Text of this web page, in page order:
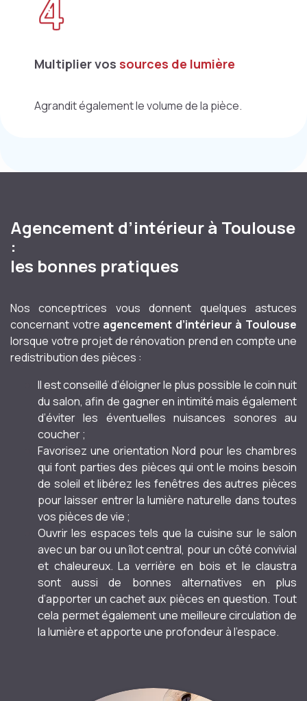
Multiplier vos sources de lumière
Agrandit également le volume de la pièce.
Agencement d’intérieur à Toulouse
:
les bonnes pratiques
Nos conceptrices vous donnent quelques astuces
concernant votre agencement d’intérieur à Toulouse
lorsque votre projet de rénovation prend en compte une
redistribution des pièces :
Il est conseillé d’éloigner le plus possible le coin nuit
du salon, afin de gagner en intimité mais également
d’éviter les éventuelles nuisances sonores au
coucher ;
Favorisez une orientation Nord pour les chambres
qui font parties des pièces qui ont le moins besoin
de soleil et libérez les fenêtres des autres pièces
pour laisser entrer la lumière naturelle dans toutes
vos pièces de vie ;
Ouvrir les espaces tels que la cuisine sur le salon
avec un bar ou un îlot central, pour un côté convivial
et chaleureux. La verrière en bois et le claustra
sont aussi de bonnes alternatives en plus
d’apporter un cachet aux pièces en question. Tout
cela permet également une meilleure circulation de
la lumière et apporte une profondeur à l’espace.